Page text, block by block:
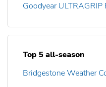
Goodyear ULTRAGRIP
Top 5 all-season
Bridgestone Weather